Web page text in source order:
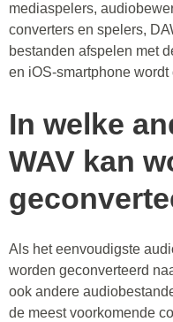
mediaspelers,
converters en spelers,
bestanden afspelen met
en iOS-smartphone wordt
In welke
WAV kan
Als het eenvoudigste
worden geconverteerd
ook andere
de meest voorkomende